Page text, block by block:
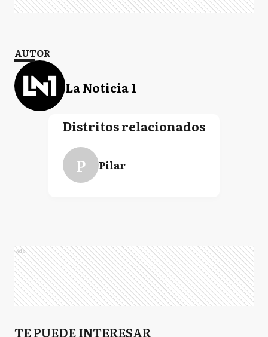
AUTOR
La Noticia 1
Distritos relacionados
P Pilar
Ads
TE PUEDE INTERESAR